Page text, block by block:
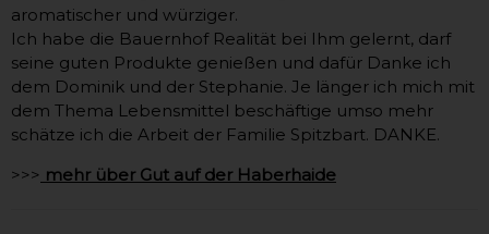
aromatischer und würziger.
Ich habe die Bauernhof Realität bei Ihm gelernt, darf
seine guten Produkte genießen und dafür Danke ich
dem Dominik und der Stephanie. Je länger ich mich mit
dem Thema Lebensmittel beschäftige umso mehr
schätze ich die Arbeit der Familie Spitzbart. DANKE.
>>> mehr über Gut auf der Haberhaide